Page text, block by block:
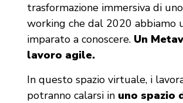
trasformazione immersiva di
working che dal 2020 abbiamo
imparato a conoscere. Un
lavoro agile.
In questo spazio virtuale, i
potranno calarsi in uno spazio